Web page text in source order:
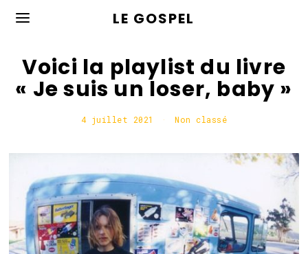
LE GOSPEL
Voici la playlist du livre
« Je suis un loser, baby »
4 juillet 2021
l
e
2
0
2
1
Non classé